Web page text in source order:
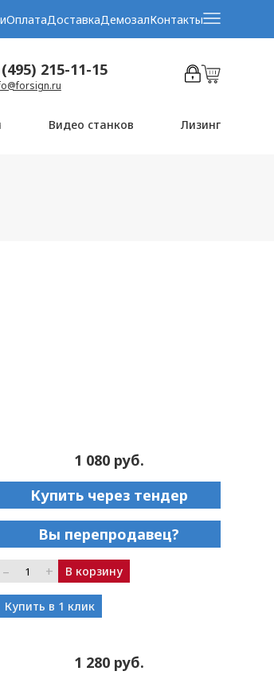
ОплатаДоставкаДемозалКонтакты
215-11-15
Видео станков Лизинг
1 080 руб.
Купить через тендер
Вы перепродавец?
– + В корзину
Купить в 1 клик
1 280 руб.